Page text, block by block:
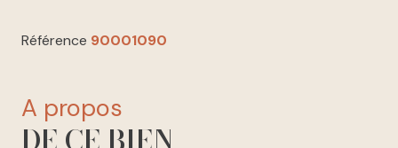
Référence 90001090
a propos